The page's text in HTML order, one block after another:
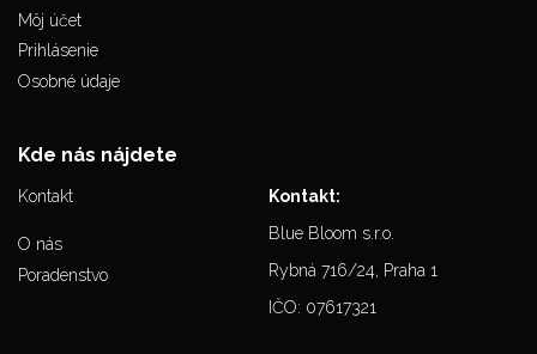
Môj účet
Prihlásenie
Osobné údaje
Kde nás nájdete
Kontakt
O nás
Poradenstvo
Kontakt:
Blue Bloom s.r.o.
Rybná 716/24, Praha 1
IČO: 07617321